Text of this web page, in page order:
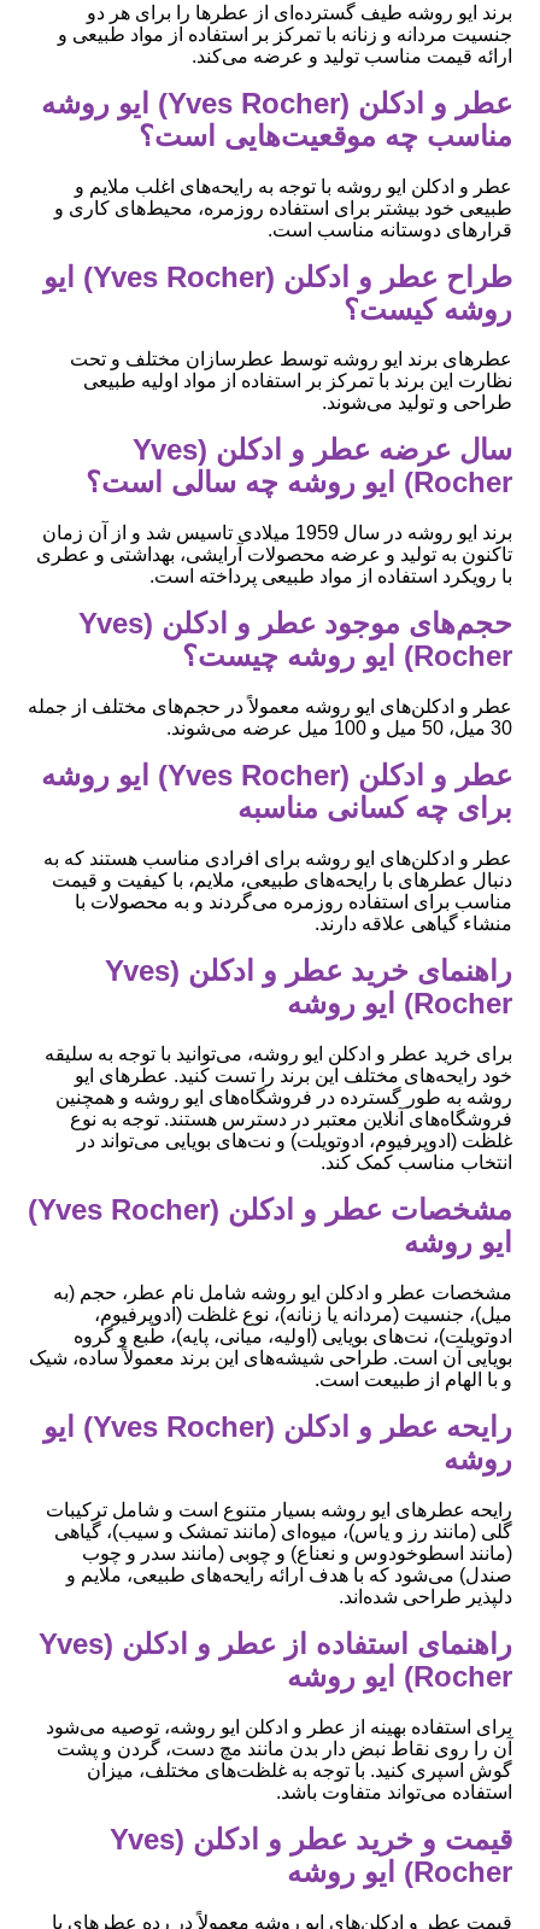
برند ایو روشه طیف گسترده‌ای از عطرها را برای هر دو
جنسیت مردانه و زنانه با تمرکز بر استفاده از مواد طبیعی و
ارائه قیمت مناسب تولید و عرضه می‌کند.
عطر و ادکلن (Yves Rocher) ایو روشه
مناسب چه موقعیت‌هایی است؟
عطر و ادکلن ایو روشه با توجه به رایحه‌های اغلب ملایم و
طبیعی خود بیشتر برای استفاده روزمره، محیط‌های کاری و
قرارهای دوستانه مناسب است.
طراح عطر و ادکلن (Yves Rocher) ایو
روشه کیست؟
عطرهای برند ایو روشه توسط عطرسازان مختلف و تحت
نظارت این برند با تمرکز بر استفاده از مواد اولیه طبیعی
طراحی و تولید می‌شوند.
سال عرضه عطر و ادکلن (Yves
Rocher) ایو روشه چه سالی است؟
برند ایو روشه در سال 1959 میلادی تاسیس شد و از آن زمان
تاکنون به تولید و عرضه محصولات آرایشی، بهداشتی و عطری
با رویکرد استفاده از مواد طبیعی پرداخته است.
حجم‌های موجود عطر و ادکلن (Yves
Rocher) ایو روشه چیست؟
عطر و ادکلن‌های ایو روشه معمولاً در حجم‌های مختلف از جمله
30 میل، 50 میل و 100 میل عرضه می‌شوند.
عطر و ادکلن (Yves Rocher) ایو روشه
برای چه کسانی مناسبه
عطر و ادکلن‌های ایو روشه برای افرادی مناسب هستند که به
دنبال عطرهای با رایحه‌های طبیعی، ملایم، با کیفیت و قیمت
مناسب برای استفاده روزمره می‌گردند و به محصولات با
منشاء گیاهی علاقه دارند.
راهنمای خرید عطر و ادکلن (Yves
Rocher) ایو روشه
برای خرید عطر و ادکلن ایو روشه، می‌توانید با توجه به سلیقه
خود رایحه‌های مختلف این برند را تست کنید. عطرهای ایو
روشه به طور گسترده در فروشگاه‌های ایو روشه و همچنین
فروشگاه‌های آنلاین معتبر در دسترس هستند. توجه به نوع
غلظت (ادوپرفیوم، ادوتویلت) و نت‌های بویایی می‌تواند در
انتخاب مناسب کمک کند.
مشخصات عطر و ادکلن (Yves Rocher)
ایو روشه
مشخصات عطر و ادکلن ایو روشه شامل نام عطر، حجم (به
میل)، جنسیت (مردانه یا زنانه)، نوع غلظت (ادوپرفیوم،
ادوتویلت)، نت‌های بویایی (اولیه، میانی، پایه)، طبع و گروه
بویایی آن است. طراحی شیشه‌های این برند معمولاً ساده، شیک
و با الهام از طبیعت است.
رایحه عطر و ادکلن (Yves Rocher) ایو
روشه
رایحه عطرهای ایو روشه بسیار متنوع است و شامل ترکیبات
گلی (مانند رز و یاس)، میوه‌ای (مانند تمشک و سیب)، گیاهی
(مانند اسطوخودوس و نعناع) و چوبی (مانند سدر و چوب
صندل) می‌شود که با هدف ارائه رایحه‌های طبیعی، ملایم و
دلپذیر طراحی شده‌اند.
راهنمای استفاده از عطر و ادکلن (Yves
Rocher) ایو روشه
برای استفاده بهینه از عطر و ادکلن ایو روشه، توصیه می‌شود
آن را روی نقاط نبض دار بدن مانند مچ دست، گردن و پشت
گوش اسپری کنید. با توجه به غلظت‌های مختلف، میزان
استفاده می‌تواند متفاوت باشد.
قیمت و خرید عطر و ادکلن (Yves
Rocher) ایو روشه
قیمت عطر و ادکلن‌های ایو روشه معمولاً در رده عطرهای با